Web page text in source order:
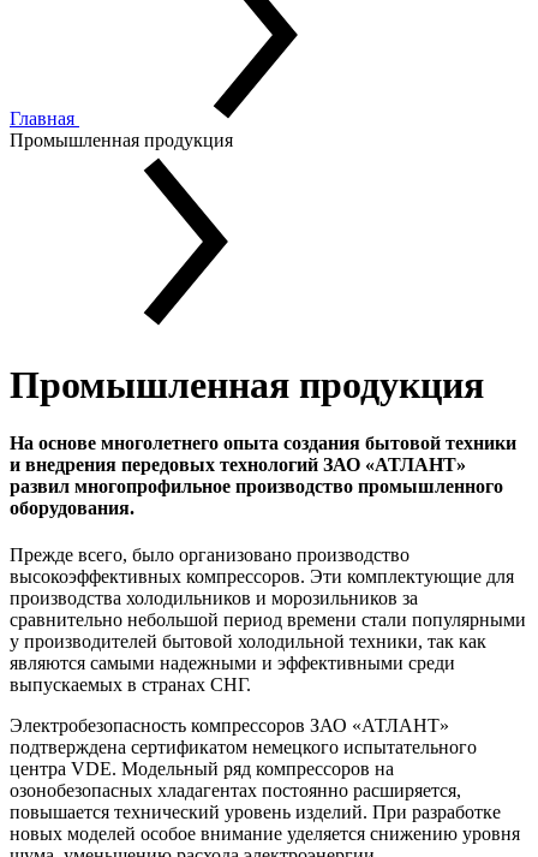
Главная
Промышленная продукция
Промышленная продукция
На основе многолетнего опыта создания бытовой техники
и внедрения передовых технологий ЗАО «АТЛАНТ»
развил многопрофильное производство промышленного
оборудования.
Прежде всего, было организовано производство
высокоэффективных компрессоров. Эти комплектующие для
производства холодильников и морозильников за
сравнительно небольшой период времени стали популярными
у производителей бытовой холодильной техники, так как
являются самыми надежными и эффективными среди
выпускаемых в странах СНГ.
Электробезопасность компрессоров ЗАО «АТЛАНТ»
подтверждена сертификатом немецкого испытательного
центра VDE. Модельный ряд компрессоров на
озонобезопасных хладагентах постоянно расширяется,
повышается технический уровень изделий. При разработке
новых моделей особое внимание уделяется снижению уровня